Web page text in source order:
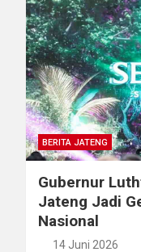
BERITA JATENG
Gubernur
Jateng Jadi
Nasional
14 Juni 2026